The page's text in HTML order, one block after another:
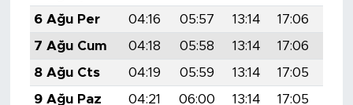
6 Ağu Per
04:16 05:57 13:14 17:06
7 Ağu Cum
04:18 05:58 13:14 17:06
8 Ağu Cts
04:19 05:59 13:14 17:05
9 Ağu Paz
04:21 06:00 13:14 17:05